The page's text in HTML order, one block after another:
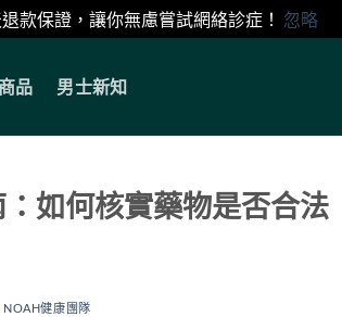
款保證，讓你無慮嘗試網絡診症！ 忽略
品 男士新知
如何核實藥物是否合法
NOAH健康團隊